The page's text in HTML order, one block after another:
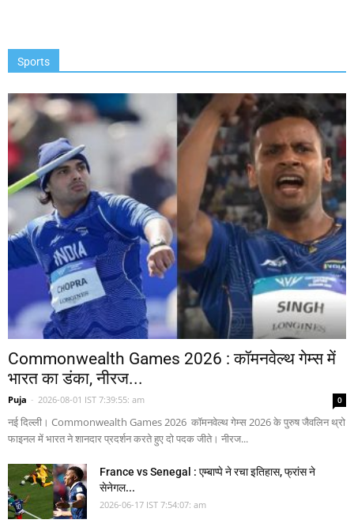
Sports
Commonwealth Games 2026 : कॉमनवेल्थ गेम्स में
भारत का डंका, नीरज...
Puja - 2026-08-01 IST 7:39:55: am 0
नई दिल्ली। Commonwealth Games 2026 कॉमनवेल्थ गेम्स 2026 के पुरुष जैवलिन थ्रो
फाइनल में भारत ने शानदार प्रदर्शन करते हुए दो पदक जीते। नीरज...
France vs Senegal : एम्बाप्पे ने रचा इतिहास, फ्रांस ने
सेनेगल...
2026-06-17 IST 7:54:07: am